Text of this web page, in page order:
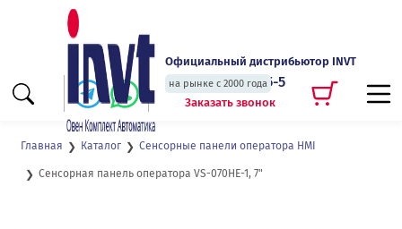
Официальный дистрибьютор INVT
на рынке с 2000 года
+7 (495) 135-135-5
Заказать звонок
Главная Каталог Сенсорные панели оператора HMI
Сенсорная панель оператора VS-070HE-1, 7"